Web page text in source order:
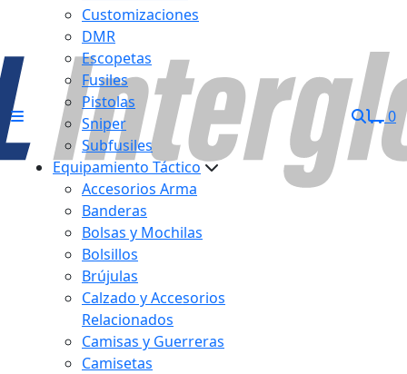
Customizaciones
DMR
Escopetas
Fusiles
Pistolas
Sniper
Subfusiles
Equipamiento Táctico
Accesorios Arma
Banderas
Bolsas y Mochilas
Bolsillos
Brújulas
Calzado y Accesorios
Relacionados
Camisas y Guerreras
Camisetas
0